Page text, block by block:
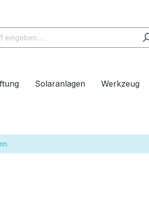
Solaranlagen Werkzeug